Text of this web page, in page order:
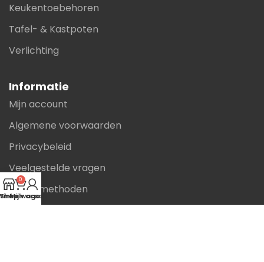
Keukentoebehoren
Tafel- & Kastpoten
Verlichting
Informatie
Mijn account
Algemene voorwaarden
Privacybeleid
Veelgestelde vragen
Betaalmethoden
Shop
0
Mijn account